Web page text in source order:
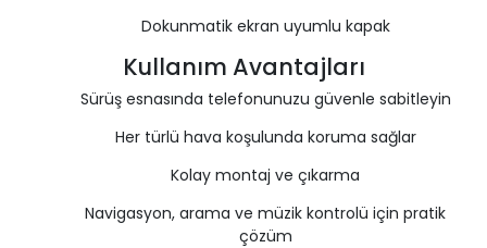
Dokunmatik ekran uyumlu kapak
Kullanım Avantajları
Sürüş esnasında telefonunuzu güvenle sabitleyin
Her türlü hava koşulunda koruma sağlar
Kolay montaj ve çıkarma
Navigasyon, arama ve müzik kontrolü için pratik
çözüm